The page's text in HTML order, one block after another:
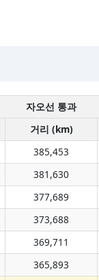
자오선 통과
거리 (km)
385,453
381,630
377,689
373,688
369,711
365,893